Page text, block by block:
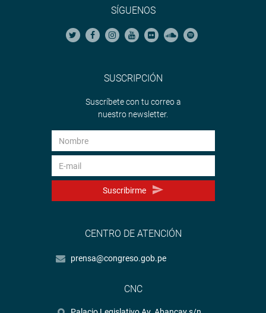
SÍGUENOS
SUSCRIPCIÓN
Suscríbete con tu correo a
nuestro newsletter.
Suscribirme
CENTRO DE ATENCIÓN
prensa@congreso.gob.pe
CNC